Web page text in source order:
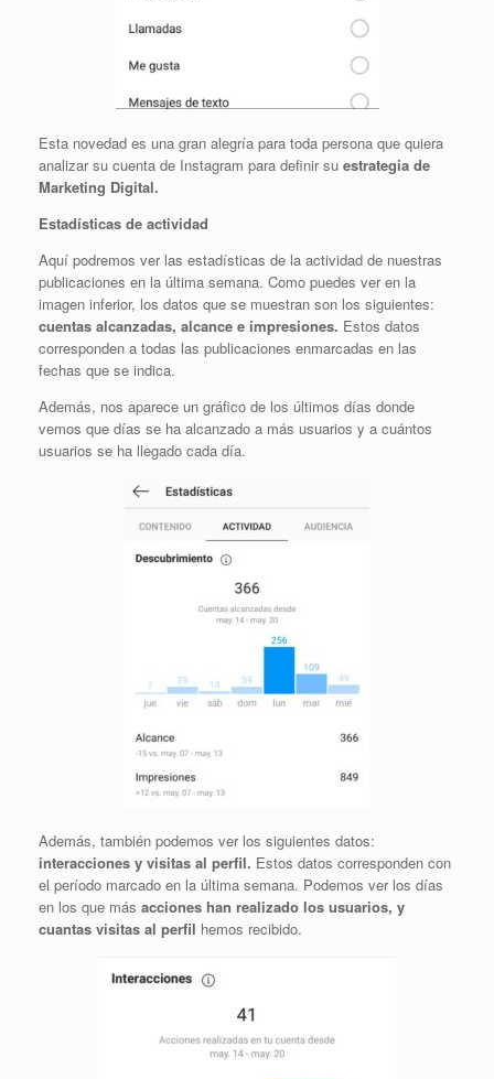
Esta novedad es una gran alegría para toda persona que quiera
analizar su cuenta de Instagram para definir su estrategia de
Marketing Digital.
Estadísticas de actividad
Aquí podremos ver las estadísticas de la actividad de nuestras
publicaciones en la última semana. Como puedes ver en la
imagen inferior, los datos que se muestran son los siguientes:
cuentas alcanzadas, alcance e impresiones. Estos datos
corresponden a todas las publicaciones enmarcadas en las
fechas que se indica.
Además, nos aparece un gráfico de los últimos días donde
vemos que días se ha alcanzado a más usuarios y a cuántos
usuarios se ha llegado cada día.
Además, también podemos ver los siguientes datos:
interacciones y visitas al perfil. Estos datos corresponden con
el período marcado en la última semana. Podemos ver los días
en los que más acciones han realizado los usuarios, y
cuantas visitas al perfil hemos recibido.